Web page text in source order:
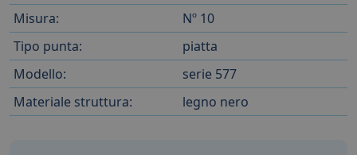
Misura:
Nº 10
Tipo punta:
piatta
Modello:
serie 577
Materiale struttura:
legno nero